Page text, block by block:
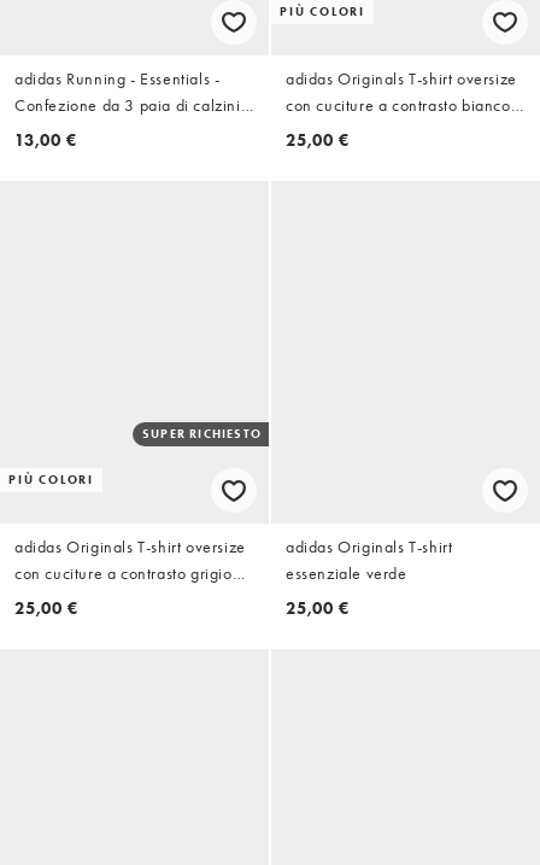
adidas Running - Essentials -
Confezione da 3 paia di calzini
sportivi bianchi
13,00 €
PIÙ COLORI
adidas Originals T-shirt oversize
con cuciture a contrasto bianco
sporco
25,00 €
PIÙ COLORI
SUPER RICHIESTO
adidas Originals T-shirt oversize
con cuciture a contrasto grigio
scuro
25,00 €
adidas Originals T-shirt
essenziale verde
25,00 €